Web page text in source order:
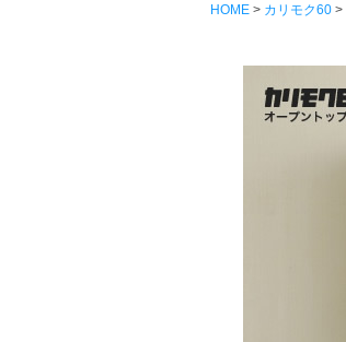
HOME カリモク60